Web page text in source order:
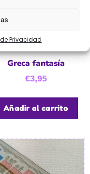
Privacidad
Greca fantasía
€3,95
Añadir al carrito